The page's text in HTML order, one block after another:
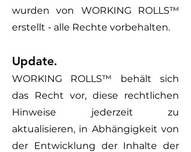
wurden von WORKING ROLLS™
erstellt - alle Rechte vorbehalten.
Update.
WORKING ROLLS™ behält sich
das Recht vor, diese rechtlichen
Hinweise jederzeit zu
aktualisieren, in Abhängigkeit von
der Entwicklung der Inhalte der